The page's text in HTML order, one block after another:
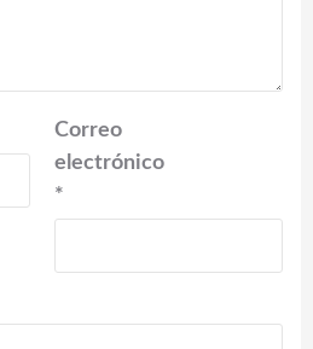
Correo
electrónico
*